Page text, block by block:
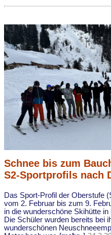
Schnee bis zum
S2-Sportprofils nach
Das Sport-Profil der Oberstufe
vom 2. Februar bis zum 9.
in die wunderschöne Skihütte
Die Schüler wurden bereits bei
wunderschönen